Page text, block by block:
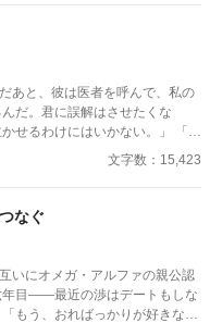
あと、彼は医者を呼んで、私の
だ。君に誤解はさせたくな
せるわけにはいかない。」 「君
？ 俺の印をつけたまま、他の
りえない。」 彼は冷たく、けれ
だから、君を傷つけたりはしな
る。必ず来て、席につけよ。」
大変申し訳なく思っておりま
り、この文章はAI作品ではあり
用しています。 もし読んでくだ
指摘いただけましたら、 本当に
文字数：15,423
なぐ
いにオメガ・アルファの親公認
年目――最近の渉はデートもしな
もう、おればっかりが好きなん